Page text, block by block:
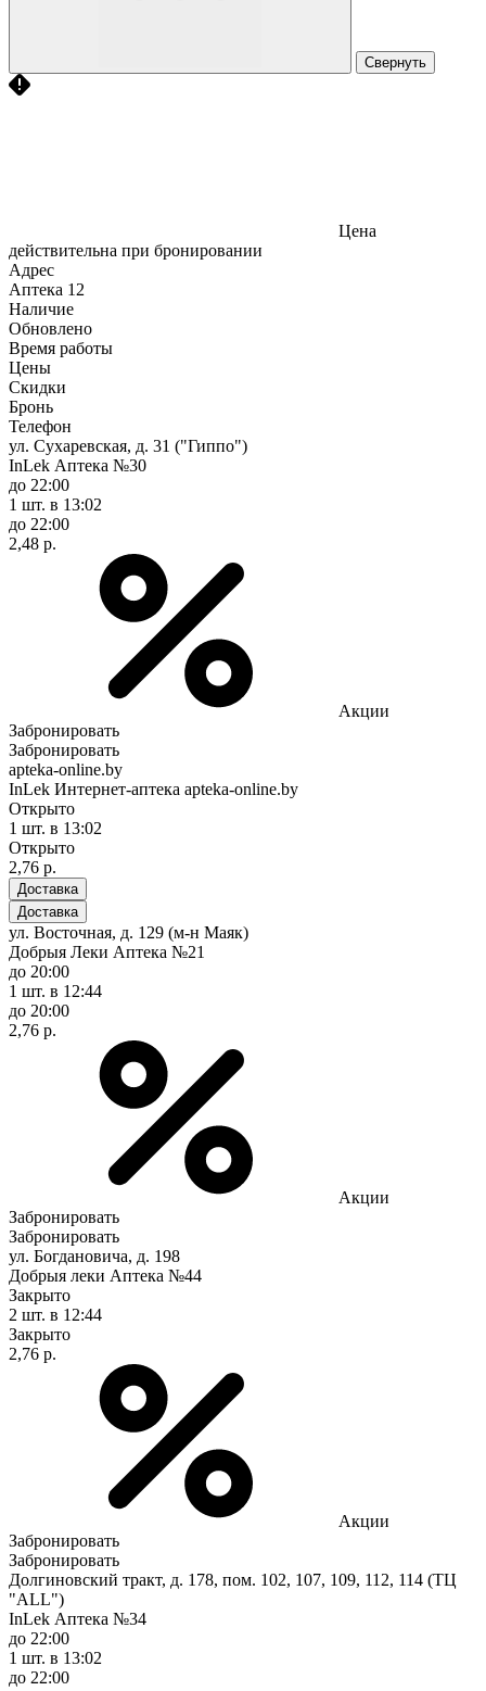
Свернуть
Цена
действительна при бронировании
Адрес
Аптека 12
Наличие
Обновлено
Время работы
Цены
Скидки
Бронь
Телефон
ул. Сухаревская, д. 31 ("Гиппо")
InLek Аптека №30
до 22:00
1 шт. в 13:02
до 22:00
2,48 р.
Акции
Забронировать
Забронировать
apteka-online.by
InLek Интернет-аптека apteka-online.by
Открыто
1 шт. в 13:02
Открыто
2,76 р.
Доставка
Доставка
ул. Восточная, д. 129 (м-н Маяк)
Добрыя Леки Аптека №21
до 20:00
1 шт. в 12:44
до 20:00
2,76 р.
Акции
Забронировать
Забронировать
ул. Богдановича, д. 198
Добрыя леки Аптека №44
Закрыто
2 шт. в 12:44
Закрыто
2,76 р.
Акции
Забронировать
Забронировать
Долгиновский тракт, д. 178, пом. 102, 107, 109, 112, 114 (ТЦ
"ALL")
InLek Аптека №34
до 22:00
1 шт. в 13:02
до 22:00